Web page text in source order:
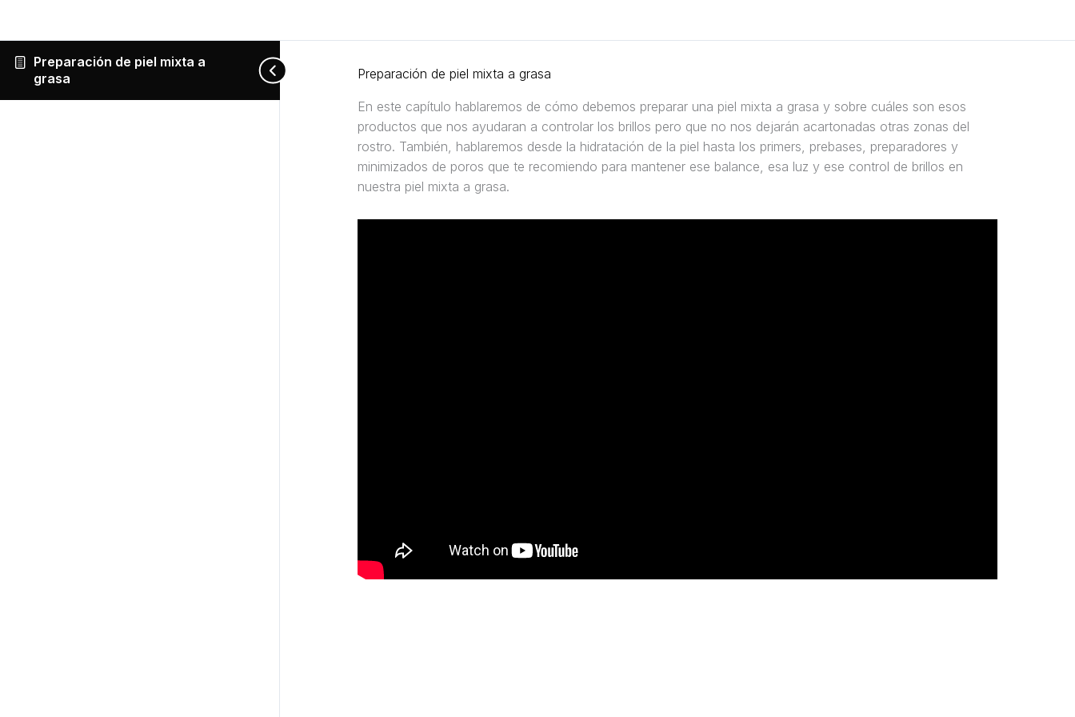
Preparación de piel mixta a
grasa
Preparación de piel mixta a grasa
En este capítulo hablaremos de cómo debemos preparar una piel mixta a grasa y sobre cuáles son esos
productos que nos ayudaran a controlar los brillos pero que no nos dejarán acartonadas otras zonas del
rostro. También, hablaremos desde la hidratación de la piel hasta los primers, prebases, preparadores y
minimizados de poros que te recomiendo para mantener ese balance, esa luz y ese control de brillos en
nuestra piel mixta a grasa.